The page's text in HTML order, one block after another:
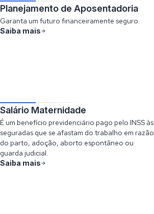
Planejamento de Aposentadoria
Garanta um futuro financeiramente seguro.
Saiba mais
Salário Maternidade
É um benefício previdenciário pago pelo INSS às
seguradas que se afastam do trabalho em razão
do parto, adoção, aborto espontâneo ou
guarda judicial.
Saiba mais